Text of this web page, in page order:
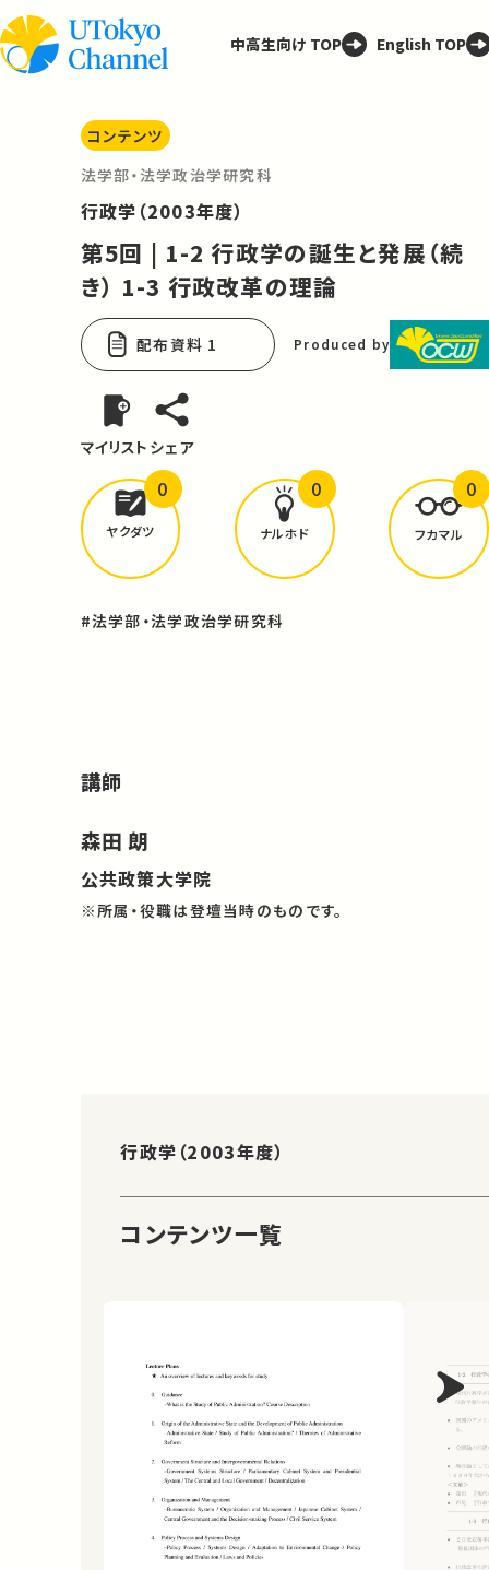
中高生向け TOP English TOP
コンテンツ
法学部・法学政治学研究科
行政学（2003年度）
第5回 | 1-2 行政学の誕生と発展（続
き） 1-3 行政改革の理論
配布資料 1 Produced by
マイリスト シェア
どんな学びがありましたか？
ヤクダツ
0
ナルホド
0
フカマル
0
#法学部・法学政治学研究科
講師
森田 朗
公共政策大学院
※所属・役職は登壇当時のものです。
行政学（2003年度）
コンテンツ一覧